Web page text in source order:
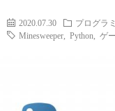
2020.07.30
プログラ
Minesweeper
Python ゲ